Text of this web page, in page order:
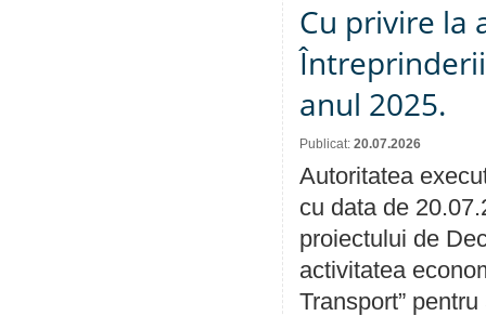
Cu privire la
anul 2025.
Publicat: 20.07.2026
Autoritatea
cu data de
proiectului de
activitatea
Transport” pentru